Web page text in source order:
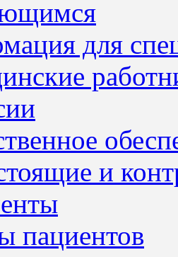
для
и
пациентов